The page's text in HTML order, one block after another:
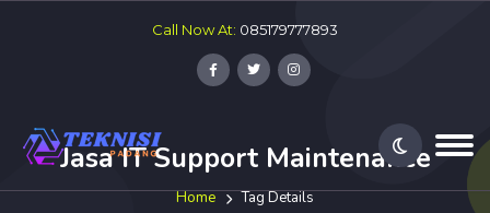
Call Now At: 085179777893
Jasa IT Support Maintenance
Home Tag Details